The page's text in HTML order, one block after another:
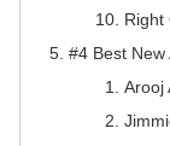
Right
#4 Best New
Arooj